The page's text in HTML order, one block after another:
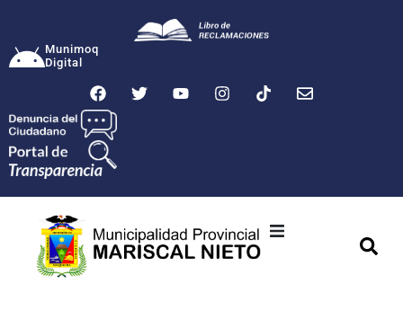
Munimoq
Digital